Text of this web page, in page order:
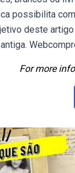
possibilita
deste
For more